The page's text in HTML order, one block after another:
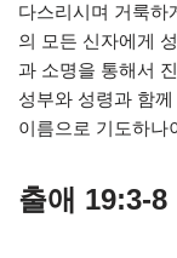
다스리시며 거룩하
의 모든 신자에게
과 소명을 통해서
성부와 성령과 함
이름으로 기도하나
출애 19:3-8